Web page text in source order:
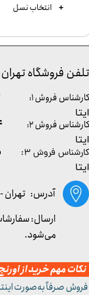
انتخاب نسل
کارشناس فروش ۳:
ایتا
آدرس: تهران -
تلفن فروشگاه
مهم خرید از
صرفاً به‌صورت
کارشناس فروش ۱:
ایتا
کارشناس فروش ۲:
ایتا
ارسال:
می‌شود.